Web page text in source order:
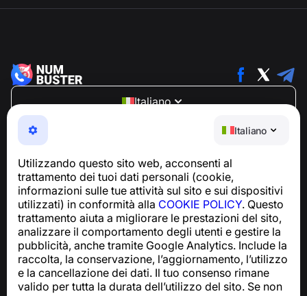
Italiano
Utilizzando questo sito web, acconsenti al
trattamento dei tuoi dati personali (cookie,
informazioni sulle tue attività sul sito e sui dispositivi
utilizzati) in conformità alla COOKIE POLICY. Questo
trattamento aiuta a migliorare le prestazioni del sito,
analizzare il comportamento degli utenti e gestire la
pubblicità, anche tramite Google Analytics. Include la
raccolta, la conservazione, l’aggiornamento, l’utilizzo
e la cancellazione dei dati. Il tuo consenso rimane
valido per tutta la durata dell’utilizzo del sito. Se non
Italiano
NumBuster © 2013—2026 ·
support@numbuster.com
Un'app facile da usare che ti protegge da truffe
Per richieste relative alla conformità al GDPR:
support@numbuster.com
Centro assistenza
Notizie e articoli
Informazioni sul progetto
Contatti